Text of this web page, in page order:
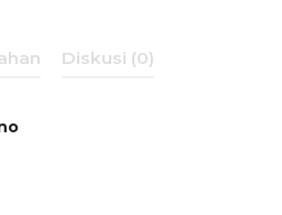
Diskusi (0)